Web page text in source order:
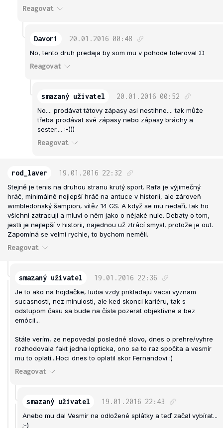
Reagovat
Davor1 20.01.2016 00:48
No, tento druh predaja by som mu v pohode toleroval :D
Reagovat
smazaný uživatel 20.01.2016 00:52
No.... prodávat tátovy zápasy asi nestihne.... tak může
třeba prodávat své zápasy nebo zápasy bráchy a
sester.... :-)))
Reagovat
rod_laver 19.01.2016 22:32
Stejně je tenis na druhou stranu krutý sport. Rafa je výjimečný
hráč, minimálně nejlepší hráč na antuce v historii, ale zároveň
wimbledonský šampion, vítěz 14 GS. A když se mu nedaří, tak ho
všichni zatracují a mluví o něm jako o nějaké nule. Debaty o tom,
jestli je nejlepší v historii, najednou už ztrácí smysl, protože je out.
Zapomíná se velmi rychle, to bychom neměli.
Reagovat
smazaný uživatel 19.01.2016 22:36
Je to ako na hojdačke, ludia vzdy prikladaju vacsi vyznam
sucasnosti, nez minulosti, ale ked skonci kariéru, tak s
odstupom času sa bude na čísla pozerat objektívne a bez
emócii...
Stále verím, ze nepovedal posledné slovo, dnes o prehre/vyhre
rozhodovala fakt jedna lopticka, ono sa to raz spočíta a vesmír
mu to oplatí...Hoci dnes to oplatil skor Fernandovi :)
Reagovat
smazaný uživatel 19.01.2016 22:43
Anebo mu dal Vesmír na odložené splátky a teď začal vybírat...
;-)